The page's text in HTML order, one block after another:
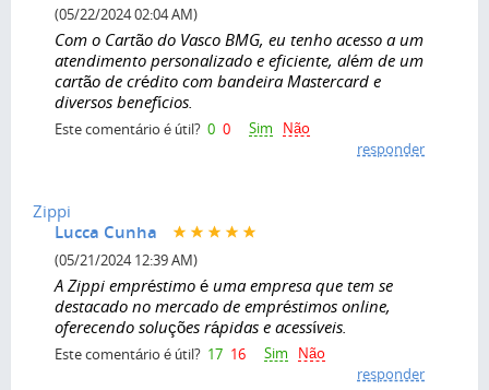
(05/22/2024 02:04 AM)
Com o Cartão do Vasco BMG, eu tenho acesso a um
atendimento personalizado e eficiente, além de um
cartão de crédito com bandeira Mastercard e
diversos benefícios.
Este comentário é útil? 0 0 Sim
Não
responder
Zippi
Lucca Cunha
(05/21/2024 12:39 AM)
A Zippi empréstimo é uma empresa que tem se
destacado no mercado de empréstimos online,
oferecendo soluções rápidas e acessíveis.
Este comentário é útil? 17 16 Sim
Não
responder